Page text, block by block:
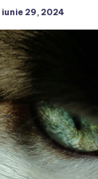
iunie 29, 2024